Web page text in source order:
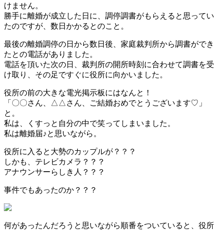
けません。
勝手に離婚が成立した日に、調停調書がもらえると思ってい
たのですが、数日かかるとのこと。
最後の離婚調停の日から数日後、家庭裁判所から調書ができ
たとの電話がありました。
電話を頂いた次の日、裁判所の開所時刻に合わせて調書を受
け取り、その足ですぐに役所に向かいました。
役所の前の大きな電光掲示板にはなんと！
「〇〇さん、△△さん、ご結婚おめでとうございます♡」
と。
私は、くすっと自分の中で笑ってしまいました。
私は離婚届♪と思いながら。
役所に入ると大勢のカップルが？？？
しかも、テレビカメラ？？？
アナウンサーらしき人？？？
事件でもあったのか？？？
何があったんだろうと思いながら順番をついていると、役所